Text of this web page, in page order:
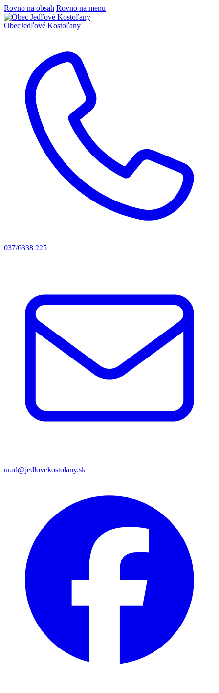
Rovno na obsah Rovno na menu
ObecJedľové Kostoľany
037/6338 225
urad@jedlovekostolany.sk